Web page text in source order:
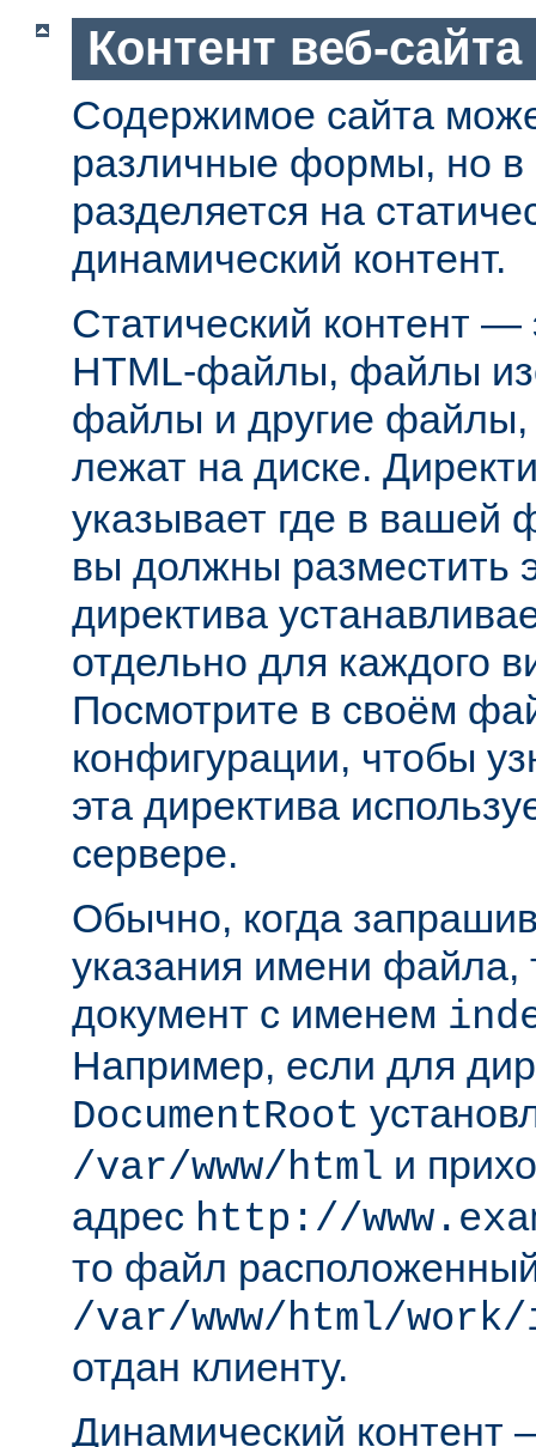
Контент веб-сайта
Содержимое сайта
различные формы, но
разделяется на
динамический контент.
Статический контент —
HTML-файлы, файлы
файлы и другие файлы,
лежат на диске.
указывает где в вашей
вы должны разместить
директива
отдельно для каждого
Посмотрите в своём
конфигурации, чтобы
эта директива
сервере.
Обычно, когда
указания имени файла,
документ с именем
Например, если для
DocumentRoot
/var/www/html и
адрес http://
то файл
/var/www/html/
отдан клиенту.
Динамический контент